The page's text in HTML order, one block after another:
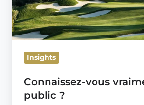
?
Insights
Connaissez-vous
public ?